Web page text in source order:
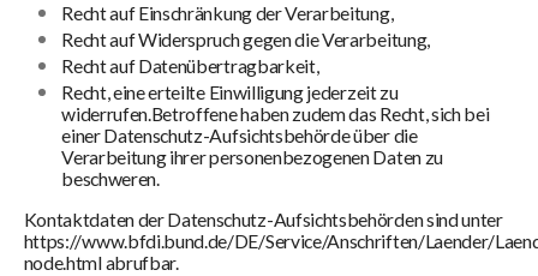
Recht auf Einschränkung der Verarbeitung,
Recht auf Widerspruch gegen die Verarbeitung,
Recht auf Datenübertragbarkeit,
Recht, eine erteilte Einwilligung jederzeit zu
widerrufen.Betroffene haben zudem das Recht, sich bei
einer Datenschutz-Aufsichtsbehörde über die
Verarbeitung ihrer personenbezogenen Daten zu
beschweren.
Kontaktdaten der Datenschutz-Aufsichtsbehörden sind unter
https://www.bfdi.bund.de/DE/Service/Anschriften/Laender/
node.html abrufbar.